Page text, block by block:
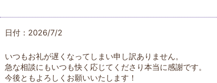
日付：2026/7/2
いつもお礼が遅くなってしまい申し訳ありません。
急な相談にもいつも快く応じてくださり本当に感謝です。
今後ともよろしくお願いいたします！